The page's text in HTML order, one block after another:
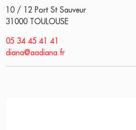
10 / 12 Port St Sauveur
31000 TOULOUSE
05 34 45 41 41
diana@aadiana.fr